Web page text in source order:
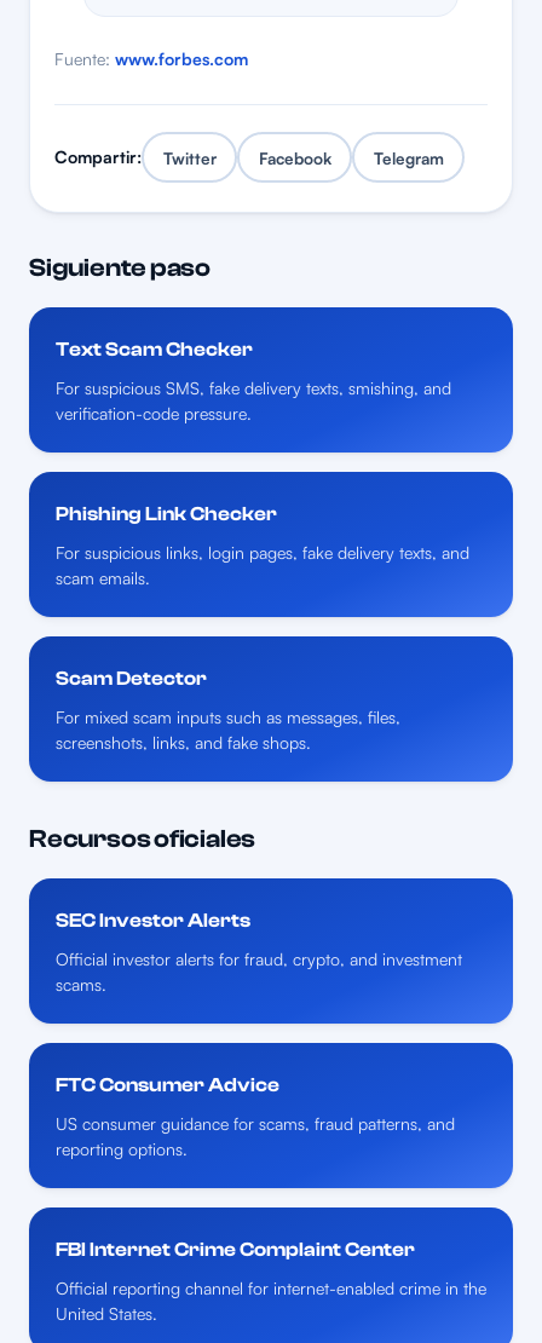
Fuente: www.forbes.com
Compartir: Twitter Facebook Telegram
Siguiente paso
Text Scam Checker
For suspicious SMS, fake delivery texts, smishing, and
verification-code pressure.
Phishing Link Checker
For suspicious links, login pages, fake delivery texts, and
scam emails.
Scam Detector
For mixed scam inputs such as messages, files,
screenshots, links, and fake shops.
Recursos oficiales
SEC Investor Alerts
Official investor alerts for fraud, crypto, and investment
scams.
FTC Consumer Advice
US consumer guidance for scams, fraud patterns, and
reporting options.
FBI Internet Crime Complaint Center
Official reporting channel for internet-enabled crime in the
United States.